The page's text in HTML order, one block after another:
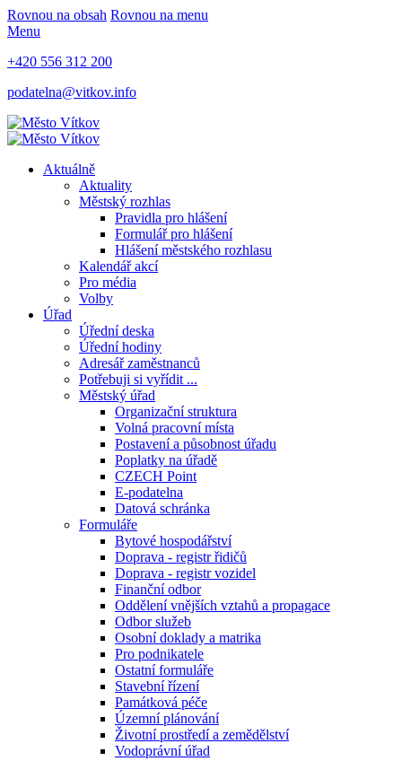
Rovnou na obsah Rovnou na menu
Menu
+420 556 312 200
podatelna@vitkov.info
Aktuálně
Aktuality
Městský rozhlas
Pravidla pro hlášení
Formulář pro hlášení
Hlášení městského rozhlasu
Kalendář akcí
Pro média
Volby
Úřad
Úřední deska
Úřední hodiny
Adresář zaměstnanců
Potřebuji si vyřídit ...
Městský úřad
Organizační struktura
Volná pracovní místa
Postavení a působnost úřadu
Poplatky na úřadě
CZECH Point
E-podatelna
Datová schránka
Formuláře
Bytové hospodářství
Doprava - registr řidičů
Doprava - registr vozidel
Finanční odbor
Oddělení vnějších vztahů a propagace
Odbor služeb
Osobní doklady a matrika
Pro podnikatele
Ostatní formuláře
Stavební řízení
Památková péče
Územní plánování
Životní prostředí a zemědělství
Vodoprávní úřad